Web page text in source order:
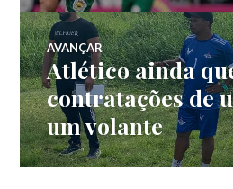
AVANÇAR
Atlético ainda
contratações de
um volante